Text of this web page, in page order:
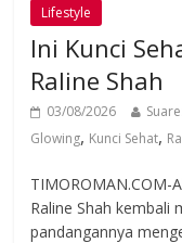
Lifestyle
Ini Kunci
Raline Shah
03/08/2026
Glowing, Kunci Sehat,
TIMOROMAN.COM-
Raline Shah kembali
pandangannya